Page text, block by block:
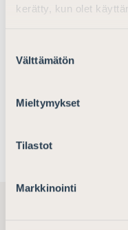
kerätty, kun olet
valinta
Välttämätön
Mieltymykset
Tilastot
Markkinointi
neuvontaa tai voi